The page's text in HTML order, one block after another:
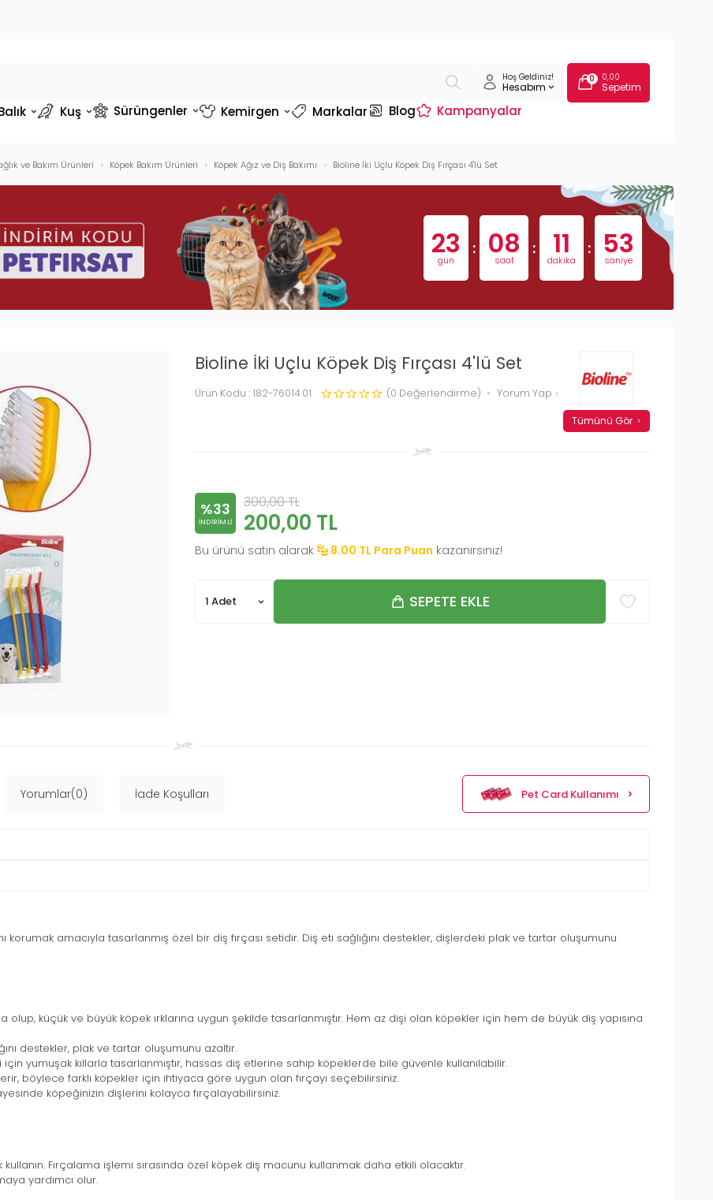
Hoş Geldiniz!
Hesabım
0 0,00
Sepetim
Kuş Sürüngenler Kemirgen Markalar Blog Kampanyalar
ve Bakım Ürünleri Köpek Bakım Ürünleri Köpek Ağız ve Diş Bakımı Bioline İki Uçlu Köpek Diş Fırçası 4'lü Set
23
gün
: 08
saat
: 11
dakika
: 52
saniye
Bioline İki Uçlu Köpek Diş Fırçası 4'lü Set
Ürün Kodu : 182-76014.01 (0 Değerlendirme) Yorum Yap
Tümünü Gör
%33
INDIRIMLI
300,00TL
200,00 TL
Bu ürünü satın alarak 8.00 TL Para Puan kazanırsınız!
SEPETE EKLE
Yorumlar(0) İade Koşulları Pet Card Kullanımı
korumak amacıyla tasarlanmış özel bir diş fırçası setidir. Diş eti sağlığını destekler, dişlerdeki plak ve tartar oluşumunu
olup, küçük ve büyük köpek ırklarına uygun şekilde tasarlanmıştır. Hem az dişi olan köpekler için hem de büyük diş yapısına
destekler, plak ve tartar oluşumunu azaltır.
yumuşak kıllarla tasarlanmıştır, hassas diş etlerine sahip köpeklerde bile güvenle kullanılabilir.
böylece farklı köpekler için ihtiyaca göre uygun olan fırçayı seçebilirsiniz.
köpeğinizin dişlerini kolayca fırçalayabilirsiniz.
Fırçalama işlemi sırasında özel köpek diş macunu kullanmak daha etkili olacaktır.
yardımcı olur.